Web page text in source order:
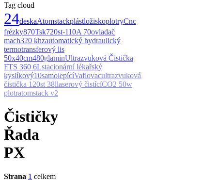
Tag cloud
24deskaAtomstackplástložiskoplotryCnc
frézky870Tsk720st-110A 70ovladač
mach320 khzautomatický hydraulický
termotransferový lis
50x40cm480glaminUltrazvuková Čistička
FTS 360 6Lstacionární lékařský
kyslíkový10samolepícíVaflovacultrazvuková
čistička 120st 38llaserový čistícíCO2 50w
plotratomstack v2
Čističky
Řada
PX
Strana 1 celkem